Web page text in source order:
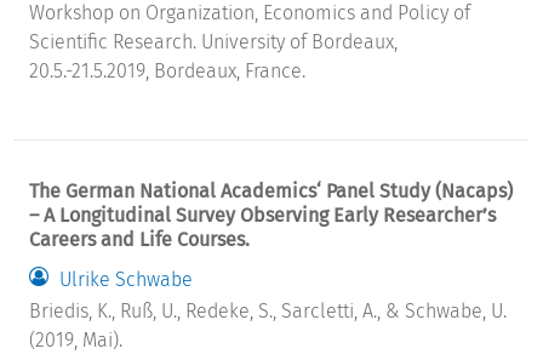
Workshop on Organization, Economics and Policy of
Scientific Research. University of Bordeaux,
20.5.-21.5.2019, Bordeaux, France.
The German National Academics‘ Panel Study (Nacaps)
– A Longitudinal Survey Observing Early Researcher’s
Careers and Life Courses.
Ulrike Schwabe
Briedis, K., Ruß, U., Redeke, S., Sarcletti, A., & Schwabe, U.
(2019, Mai).